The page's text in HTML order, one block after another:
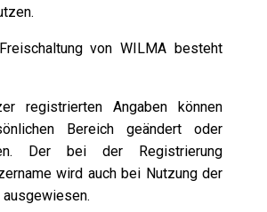
von WILMA besteht
registrierten Angaben können
Bereich geändert oder
Der bei der Registrierung
wird auch bei Nutzung der